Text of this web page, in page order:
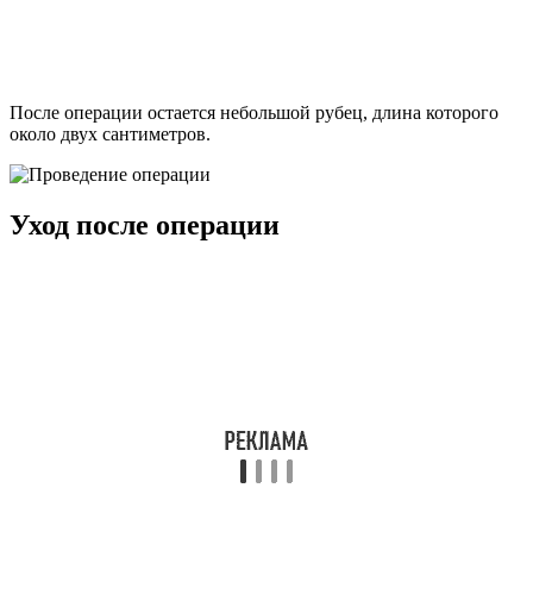
После операции остается небольшой рубец, длина которого
около двух сантиметров.
Уход после операции